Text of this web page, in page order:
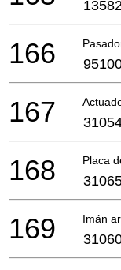
166
167
Placa
168
Imán
169